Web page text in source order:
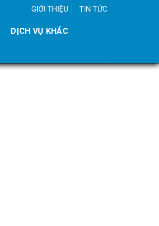
GIỚI THIỆU TIN TỨC
DỊCH VỤ KHÁC